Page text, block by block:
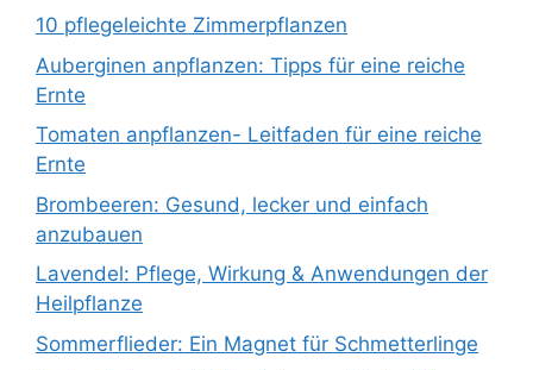
10 pflegeleichte Zimmerpflanzen
Auberginen anpflanzen: Tipps für eine reiche
Ernte
Tomaten anpflanzen- Leitfaden für eine reiche
Ernte
Brombeeren: Gesund, lecker und einfach
anzubauen
Lavendel: Pflege, Wirkung & Anwendungen der
Heilpflanze
Sommerflieder: Ein Magnet für Schmetterlinge